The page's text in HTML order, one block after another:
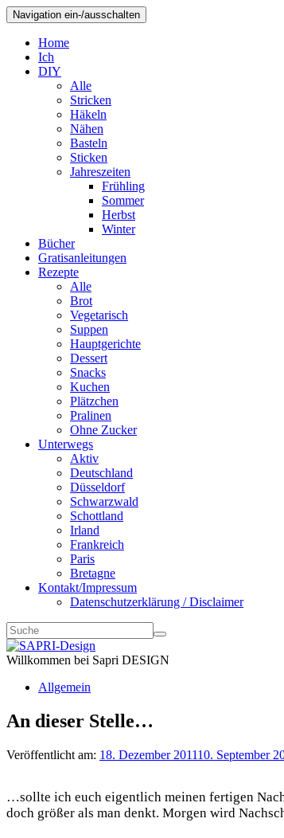
Navigation ein-/ausschalten
Home
Ich
DIY
Alle
Stricken
Häkeln
Nähen
Basteln
Sticken
Jahreszeiten
Frühling
Sommer
Herbst
Winter
Bücher
Gratisanleitungen
Rezepte
Alle
Brot
Vegetarisch
Suppen
Hauptgerichte
Dessert
Snacks
Kuchen
Plätzchen
Pralinen
Ohne Zucker
Unterwegs
Aktiv
Deutschland
Düsseldorf
Schwarzwald
Schottland
Irland
Frankreich
Paris
Bretagne
Kontakt/Impressum
Datenschutzerklärung / Disclaimer
Willkommen bei Sapri DESIGN
Allgemein
An dieser Stelle…
Veröffentlicht am: 18. Dezember 201110. September
…sollte ich euch eigentlich meinen fertigen
doch größer als man denkt. Morgen wird